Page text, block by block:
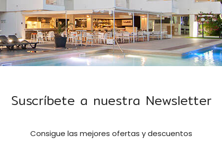
Suscríbete a nuestra Newsletter
Consigue las mejores ofertas y descuentos